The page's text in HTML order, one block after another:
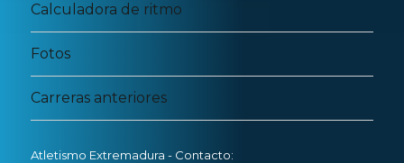
Calculadora de ritmo
Fotos
Carreras anteriores
Atletismo Extremadura - Contacto: